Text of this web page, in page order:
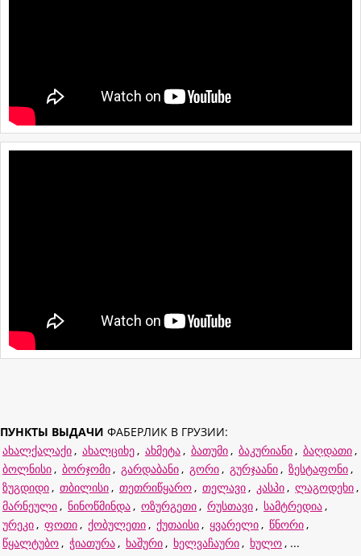
ПУНКТЫ ВЫДАЧИ ФАБЕРЛИК В ГРУЗИИ:
ახალქალაქი , ახალციხე , ახმეტა , ბათუმი , ბაკურიანი , ბაღდათი ,
ბოლნისი , ბორჯომი , გარდაბანი , გორი , გურჯაანი , ზესტაფონი ,
ზუგდიდი , თბილისი , თეთრიწყარო , თელავი , კასპი , ლაგოდეხი ,
მარნეული , ნინოწმინდა , ოზურგეთი , რუსთავი , სამტრედია ,
ურეკი , ფოთი , ქობულეთი , ქუთაისი , ყვარელი , წნორი ,
წყალტუბო , ჭიათურა , ხაშური , ხელვაჩაური , ხულო , ...